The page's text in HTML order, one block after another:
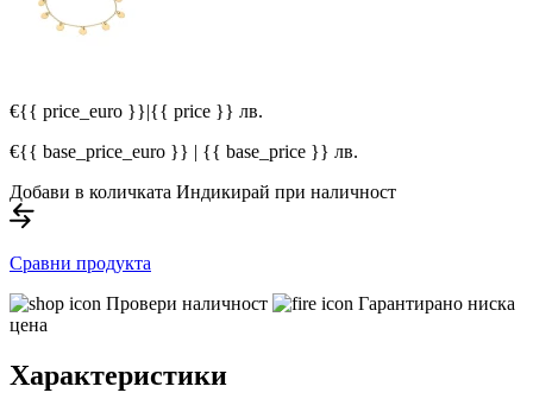
€{{ price_euro }}|{{ price }} лв.
€{{ base_price_euro }} | {{ base_price }} лв.
Добави в количката Индикирай при наличност
Сравни продукта
Провери наличност
Гарантирано ниска
цена
Характеристики